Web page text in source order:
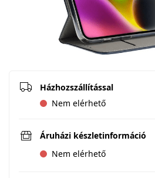
Házhozszállítással
Nem elérhető
Áruházi készletinformáció
Nem elérhető